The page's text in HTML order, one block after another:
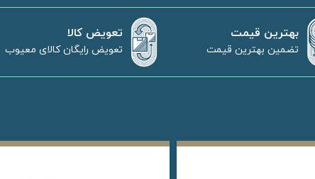
بهترین قیمت
تضمین بهترین قیمت
تعویض کالا
تعویض رایگان کالای معیوب